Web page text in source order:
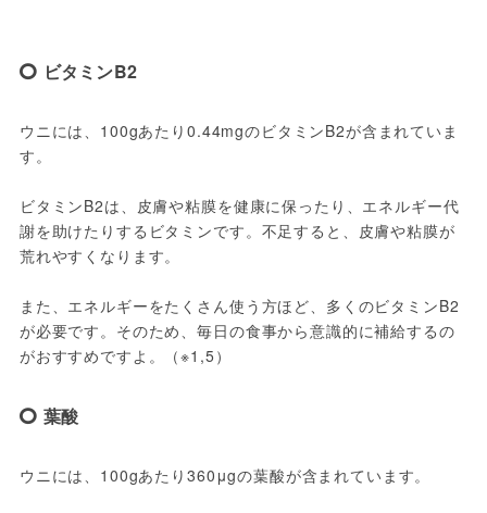
ビタミンB2
ウニには、100gあたり0.44mgのビタミンB2が含まれていま
す。
ビタミンB2は、皮膚や粘膜を健康に保ったり、エネルギー代
謝を助けたりするビタミンです。不足すると、皮膚や粘膜が
荒れやすくなります。
また、エネルギーをたくさん使う方ほど、多くのビタミンB2
が必要です。そのため、毎日の食事から意識的に補給するの
がおすすめですよ。（※1,5）
葉酸
ウニには、100gあたり360μgの葉酸が含まれています。